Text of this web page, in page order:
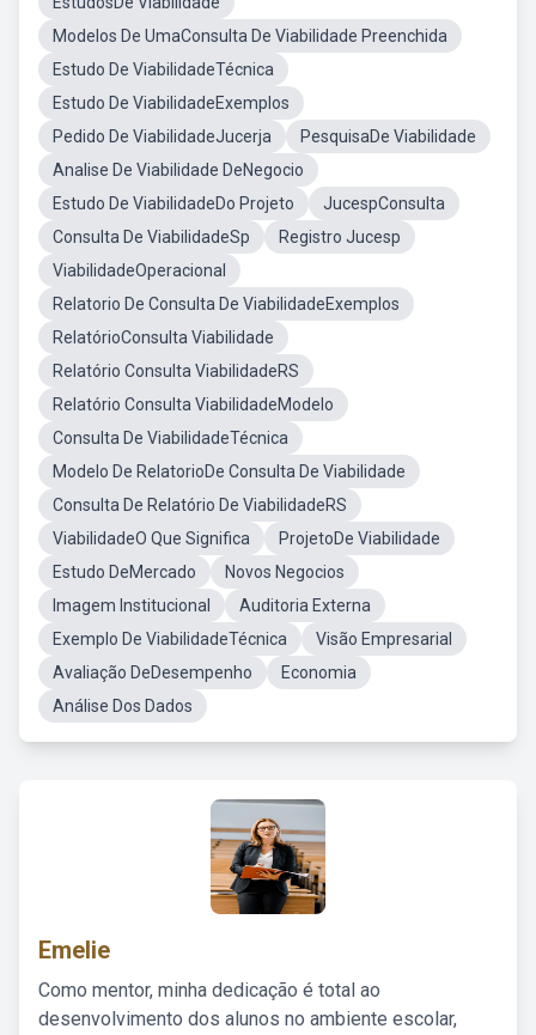
Modelos De UmaConsulta De Viabilidade Preenchida
Estudo De ViabilidadeTécnica
Estudo De ViabilidadeExemplos
Pedido De ViabilidadeJucerja
PesquisaDe Viabilidade
Analise De Viabilidade DeNegocio
Estudo De ViabilidadeDo Projeto
JucespConsulta
Consulta De ViabilidadeSp
Registro Jucesp
ViabilidadeOperacional
Relatorio De Consulta De ViabilidadeExemplos
RelatórioConsulta Viabilidade
Relatório Consulta ViabilidadeRS
Relatório Consulta ViabilidadeModelo
Consulta De ViabilidadeTécnica
Modelo De RelatorioDe Consulta De Viabilidade
Consulta De Relatório De ViabilidadeRS
ViabilidadeO Que Significa
ProjetoDe Viabilidade
Estudo DeMercado
Novos Negocios
Imagem Institucional
Auditoria Externa
Exemplo De ViabilidadeTécnica
Visão Empresarial
Avaliação DeDesempenho
Economia
Análise Dos Dados
Emelie
Como mentor, minha dedicação é total ao
desenvolvimento dos alunos no ambiente escolar,